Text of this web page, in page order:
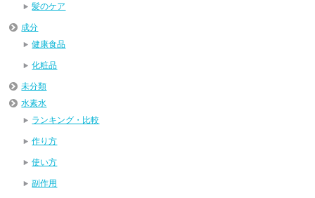
髪のケア
成分
健康食品
化粧品
未分類
水素水
ランキング・比較
作り方
使い方
副作用